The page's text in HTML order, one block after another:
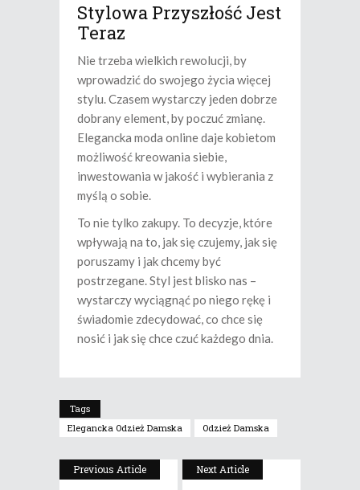
Stylowa Przyszłość Jest
Teraz
Nie trzeba wielkich rewolucji, by
wprowadzić do swojego życia więcej
stylu. Czasem wystarczy jeden dobrze
dobrany element, by poczuć zmianę.
Elegancka moda online daje kobietom
możliwość kreowania siebie,
inwestowania w jakość i wybierania z
myślą o sobie.
To nie tylko zakupy. To decyzje, które
wpływają na to, jak się czujemy, jak się
poruszamy i jak chcemy być
postrzegane. Styl jest blisko nas –
wystarczy wyciągnąć po niego rękę i
świadomie zdecydować, co chce się
nosić i jak się chce czuć każdego dnia.
Tags
Elegancka Odzież Damska
Odzież Damska
Previous Article Next Article